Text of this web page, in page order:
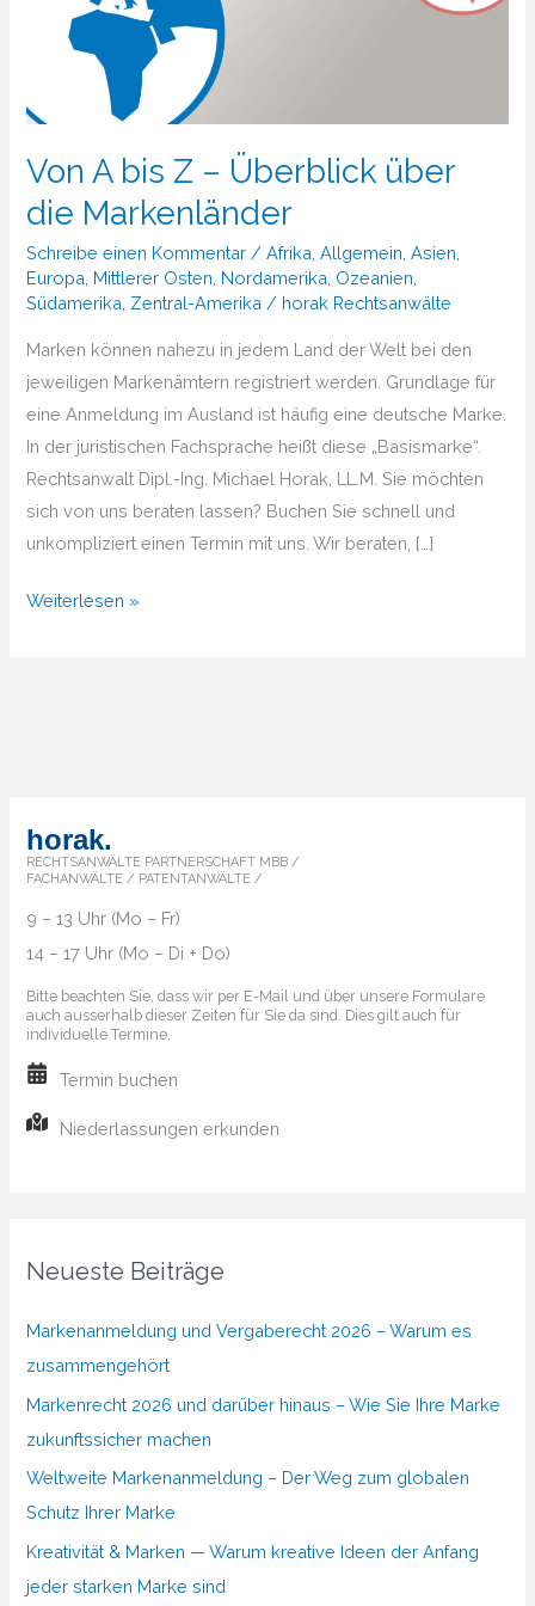
Von A bis Z – Überblick über
die Markenländer
Schreibe einen Kommentar /Afrika ,Allgemein ,Asien
Europa Mittlerer Osten Nordamerika Ozeanien
Südamerika Zentral-Amerika / horak Rechtsanwälte
Marken können nahezu in jedem Land der Welt bei den
jeweiligen Markenämtern registriert werden. Grundlage für
eine Anmeldung im Ausland ist häufig eine deutsche Marke.
In der juristischen Fachsprache heißt diese „Basismarke“.
Rechtsanwalt Dipl.-Ing. Michael Horak, LL.M. Sie möchten
sich von uns beraten lassen? Buchen Sie schnell und
unkompliziert einen Termin mit uns. Wir beraten, […]
Von
die
Markenländer
Weiterlesen »
horak.
RECHTSANWÄLTE PARTNERSCHAFT MBB /
FACHANWÄLTE / PATENTANWÄLTE /
9 – 13 Uhr (Mo – Fr)
14 – 17 Uhr (Mo – Di + Do)
Bitte beachten Sie, dass wir per E-Mail und über unsere Formulare
auch ausserhalb dieser Zeiten für Sie da sind. Dies gilt auch für
individuelle Termine.
Termin buchen
Niederlassungen erkunden
Neueste Beiträge
Markenanmeldung und Vergaberecht 2026 – Warum es
zusammengehört
Markenrecht 2026 und darüber hinaus – Wie Sie Ihre Marke
zukunftssicher machen
Weltweite Markenanmeldung – Der Weg zum globalen
Schutz Ihrer Marke
Kreativität & Marken — Warum kreative Ideen der Anfang
jeder starken Marke sind